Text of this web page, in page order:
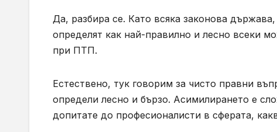
Да, разбира се. Като всяка законова
определят как най-правилно и лесно всеки
при ПТП.
Естествено, тук говорим за чисто правни
определи лесно и бързо. Асимилирането е
допитате до професионалисти в сферата,